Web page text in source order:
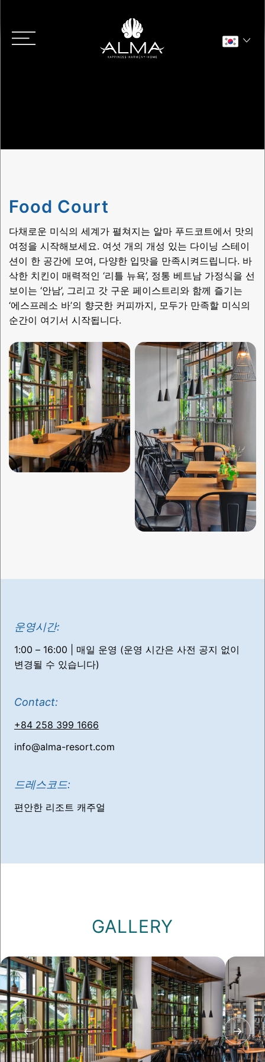
FOLLOW US
Food Court
다채로운 미식의 세계가 펼쳐지는 알마 푸드코트에서 맛의
여정을 시작해보세요. 여섯 개의 개성 있는 다이닝 스테이
션이 한 공간에 모여, 다양한 입맛을 만족시켜드립니다. 바
삭한 치킨이 매력적인 ‘리틀 뉴욕’, 정통 베트남 가정식을 선
보이는 ‘안남’, 그리고 갓 구운 페이스트리와 함께 즐기는
‘에스프레소 바’의 향긋한 커피까지, 모두가 만족할 미식의
순간이 여기서 시작됩니다.
운영시간:
1:00 – 16:00 | 매일 운영 (운영 시간은 사전 공지 없이
변경될 수 있습니다)
Contact:
+84 258 399 1666
info@alma-resort.com
드레스코드:
편안한 리조트 캐주얼
GALLERY
← →